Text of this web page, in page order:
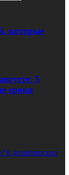
которые
5
сроки
6 дизайнерских